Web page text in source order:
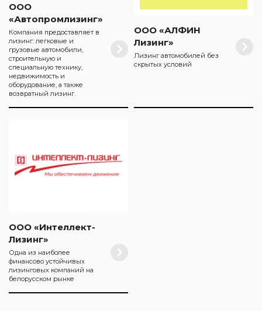
ООО
«Автопромлизинг»
Компания предоставляет в
лизинг: легковые и
грузовые автомобили,
строительную и
специальную технику,
недвижимость и
оборудование, а также
возвратный лизинг.
ООО «АЛФИН
Лизинг»
Лизинг автомобилей без
скрытых условий
ООО «Интеллект-
Лизинг»
Одна из наиболее
финансово устойчивых
лизинговых компаний на
белорусском рынке